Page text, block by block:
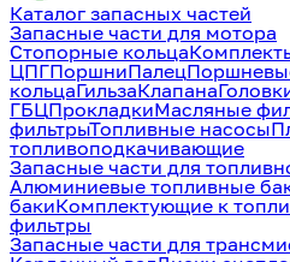
Каталог запасных частей
Запасные части для мотора
Стопорные кольца
ЦПГПоршниПалец
кольцаГильзаКлапана
ГБЦПрокладкиМасляные
фильтрыТопливные насосы
топливоподкачивающие
Запасные части для
Алюминиевые топливные
бакиКомплектующие к
фильтры
Запасные части для